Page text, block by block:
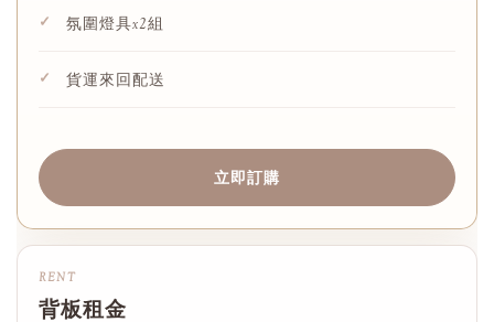
✓ 氛圍燈具x2組
✓ 貨運來回配送
立即訂購
RENT
背板租金